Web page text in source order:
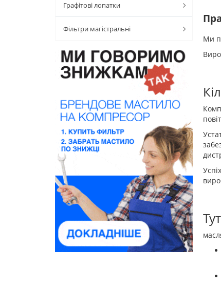
Графітові лопатки
Фільтри магістральні
Ми